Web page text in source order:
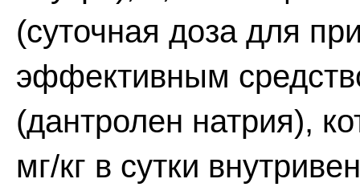
(суточная доза для
эффективным
(дантролен натрия),
мг/кг в сутки